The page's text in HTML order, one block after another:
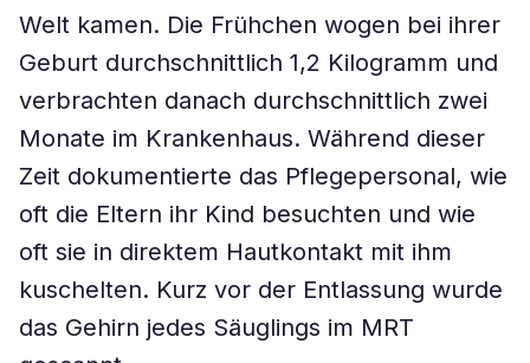
Welt kamen. Die Frühchen wogen bei ihrer
Geburt durchschnittlich 1,2 Kilogramm und
verbrachten danach durchschnittlich zwei
Monate im Krankenhaus. Während dieser
Zeit dokumentierte das Pflegepersonal, wie
oft die Eltern ihr Kind besuchten und wie
oft sie in direktem Hautkontakt mit ihm
kuschelten. Kurz vor der Entlassung wurde
das Gehirn jedes Säuglings im MRT